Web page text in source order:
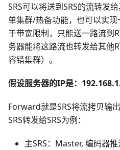
SRS可以将送到SRS的流转发
单集群/热备功能，也可以实
于带宽限制，只能送一路流到
务器能将这路流也转发给其他
容错集群）。
假设服务器的IP是：
Forward就是SRS将流拷贝输
SRS转发给SRS为例：
主SRS：Master, 编码器